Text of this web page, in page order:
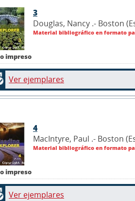
impreso
3
Douglas, Nancy .- Boston
Material bibliográfico en formato
Ver ejemplares
impreso
4
MacIntyre, Paul .- Boston
Material bibliográfico en formato
Ver ejemplares